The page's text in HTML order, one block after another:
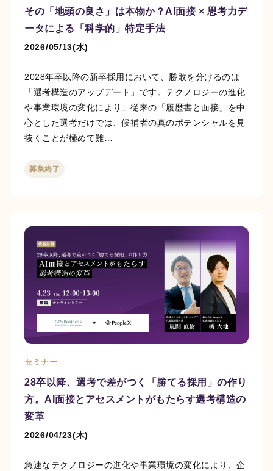
その「地頭の良さ」は本物か？AI面接 × 思考力デ
ータによる「科学的」特定手法
2026/05/13(水)
2028年卒以降の新卒採用において、勝敗を分けるのは
「選考構造のアップデート」です。テクノロジーの進化
や事業環境の変化により、従来の「履歴書と面接」を中
心とした選考だけでは、候補者の真のポテンシャルを見
抜くことが極めて難…
募集終了
セミナー
28卒以降、選考で差がつく「勝てる採用」の作り
方。AI面接とアセスメントがもたらす選考構造の
変革
2026/04/23(木)
急速なテクノロジーの進化や事業環境の変化により、企